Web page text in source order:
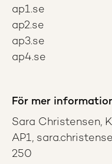
ap1.se
ap2.se
ap3.se
ap4.se
För mer
Sara Christensen,
AP1,
250